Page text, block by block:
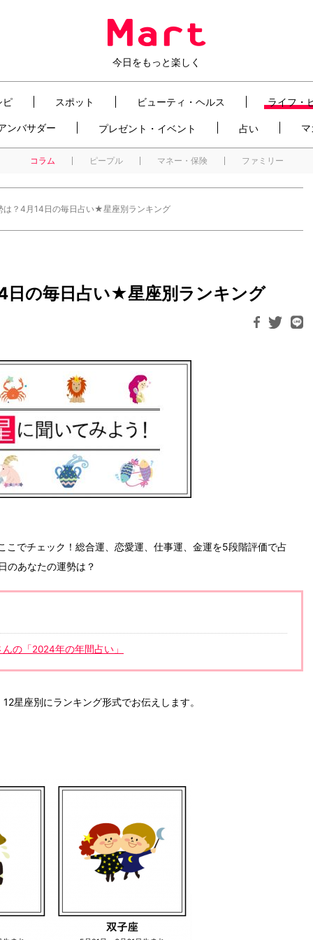
今日をもっと楽しく
ピ スポット ビューティ・ヘルス ライフ・
ンバサダー プレゼント・イベント 占い
コラム ピープル マネー・保険 ファミリー
は？4月14日の毎日占い★星座別ランキング
日の毎日占い★星座別ランキング
でチェック！総合運、恋愛運、仕事運、金運を5段階評価で占
のあなたの運勢は？
の「2024年の年間占い」
星座別にランキング形式でお伝えします。